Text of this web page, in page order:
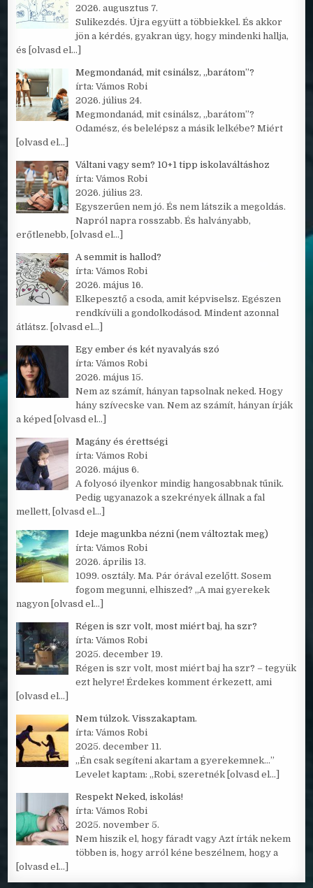
2026. augusztus 7.
Sulikezdés. Újra együtt a többiekkel. És akkor
jön a kérdés, gyakran úgy, hogy mindenki hallja,
és [olvasd el…]
Megmondanád, mit csinálsz, „barátom”?
írta: Vámos Robi
2026. július 24.
Megmondanád, mit csinálsz, „barátom”?
Odamész, és belelépsz a másik lelkébe? Miért
[olvasd el…]
Váltani vagy sem? 10+1 tipp iskolaváltáshoz
írta: Vámos Robi
2026. július 23.
Egyszerűen nem jó. És nem látszik a megoldás.
Napról napra rosszabb. És halványabb,
erőtlenebb, [olvasd el…]
A semmit is hallod?
írta: Vámos Robi
2026. május 16.
Elkepesztő a csoda, amit képviselsz. Egészen
rendkívüli a gondolkodásod. Mindent azonnal
átlátsz. [olvasd el…]
Egy ember és két nyavalyás szó
írta: Vámos Robi
2026. május 15.
Nem az számít, hányan tapsolnak neked. Hogy
hány szívecske van. Nem az számít, hányan írják
a képed [olvasd el…]
Magány és érettségi
írta: Vámos Robi
2026. május 6.
A folyosó ilyenkor mindig hangosabbnak tűnik.
Pedig ugyanazok a szekrények állnak a fal
mellett, [olvasd el…]
Ideje magunkba nézni (nem változtak meg)
írta: Vámos Robi
2026. április 13.
1099. osztály. Ma. Pár órával ezelőtt. Sosem
fogom megunni, elhiszed? „A mai gyerekek
nagyon [olvasd el…]
Régen is szr volt, most miért baj, ha szr?
írta: Vámos Robi
2025. december 19.
Régen is szr volt, most miért baj ha szr? – tegyük
ezt helyre! Érdekes komment érkezett, ami
[olvasd el…]
Nem túlzok. Visszakaptam.
írta: Vámos Robi
2025. december 11.
„Én csak segíteni akartam a gyerekemnek…”
Levelet kaptam: „Robi, szeretnék [olvasd el…]
Respekt Neked, iskolás!
írta: Vámos Robi
2025. november 5.
Nem hiszik el, hogy fáradt vagy Azt írták nekem
többen is, hogy arról kéne beszélnem, hogy a
[olvasd el…]